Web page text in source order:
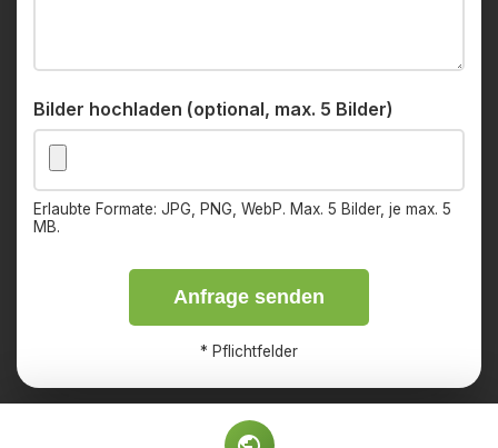
Bilder hochladen (optional, max. 5 Bilder)
Erlaubte Formate: JPG, PNG, WebP. Max. 5 Bilder, je max. 5
MB.
Anfrage senden
* Pflichtfelder